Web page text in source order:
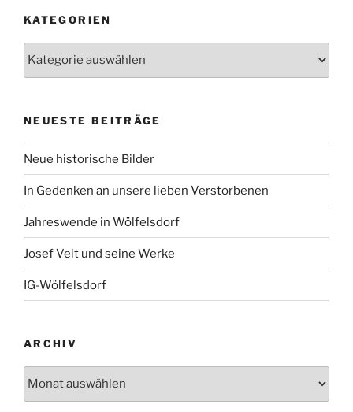
KATEGORIEN
NEUESTE BEITRÄGE
Neue historische Bilder
In Gedenken an unsere lieben Verstorbenen
Jahreswende in Wölfelsdorf
Josef Veit und seine Werke
IG-Wölfelsdorf
ARCHIV